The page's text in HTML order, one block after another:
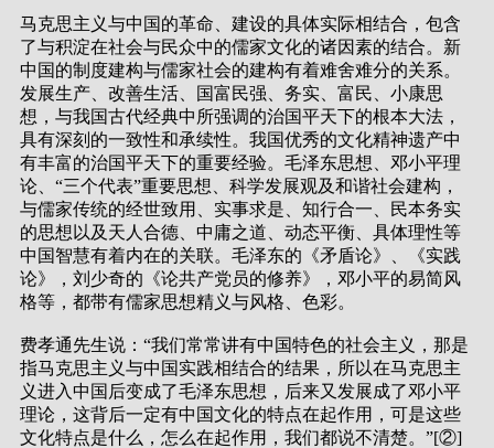
马克思主义与中国的革命、建设的具体实际相结合，包含
了与积淀在社会与民众中的儒家文化的诸因素的结合。新
中国的制度建构与儒家社会的建构有着难舍难分的关系。
发展生产、改善生活、国富民强、务实、富民、小康思
想，与我国古代经典中所强调的治国平天下的根本大法，
具有深刻的一致性和承续性。我国优秀的文化精神遗产中
有丰富的治国平天下的重要经验。毛泽东思想、邓小平理
论、“三个代表”重要思想、科学发展观及和谐社会建构，
与儒家传统的经世致用、实事求是、知行合一、民本务实
的思想以及天人合德、中庸之道、动态平衡、具体理性等
中国智慧有着内在的关联。毛泽东的《矛盾论》、《实践
论》，刘少奇的《论共产党员的修养》，邓小平的易简风
格等，都带有儒家思想精义与风格、色彩。
费孝通先生说：“我们常常讲有中国特色的社会主义，那是
指马克思主义与中国实践相结合的结果，所以在马克思主
义进入中国后变成了毛泽东思想，后来又发展成了邓小平
理论，这背后一定有中国文化的特点在起作用，可是这些
文化特点是什么，怎么在起作用，我们都说不清楚。”[②]